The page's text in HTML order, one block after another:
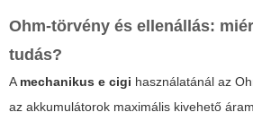
Ohm-törvény és ellenállás:
tudás?
Amechanikus e cigi használatánál az
az akkumulátorok maximális kivehető